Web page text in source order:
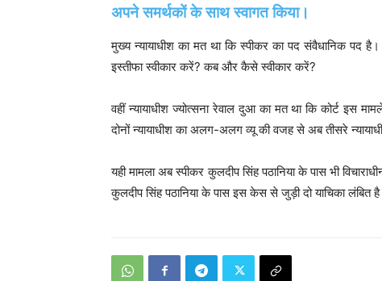
अपने समर्थकों के साथ स्वागत किया।
मुख्य न्यायाधीश का मत था कि स्पीकर का पद संवैधानिक पद
इस्तीफा स्वीकार करें? कब और कैसे स्वीकार करें?
वहीं न्यायाधीश ज्योत्सना रेवाल दुआ का मत था कि कोर्ट इस
दोनों न्यायाधीश का अलग-अलग व्यू की वजह से अब तीसरे
यही मामला अब स्पीकर कुलदीप सिंह पठानिया के पास भी
कुलदीप सिंह पठानिया के पास इस केस से जुड़ी दो याचिका लंबित